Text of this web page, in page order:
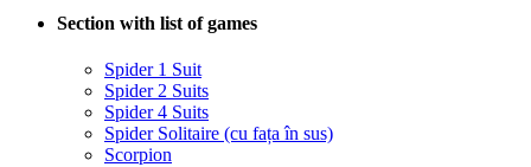
Section with list of games
Spider 1 Suit
Spider 2 Suits
Spider 4 Suits
Spider Solitaire (cu fața în sus)
Scorpion